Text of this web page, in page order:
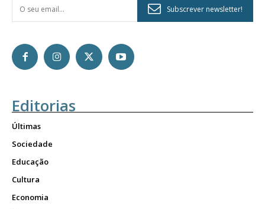
Subscrever newsletter!
Editorias
Últimas
Sociedade
Educação
Cultura
Economia